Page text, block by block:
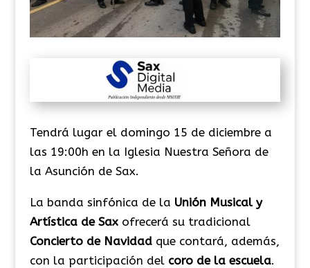
Tendrá lugar el domingo 15 de diciembre a
las 19:00h en la Iglesia Nuestra Señora de
la Asunción de Sax.
La banda sinfónica de la Unión Musical y
Artística de Saxofrecerá su tradicional
Concierto de Navidad que contará, además,
con la participación del coro de la escuela.